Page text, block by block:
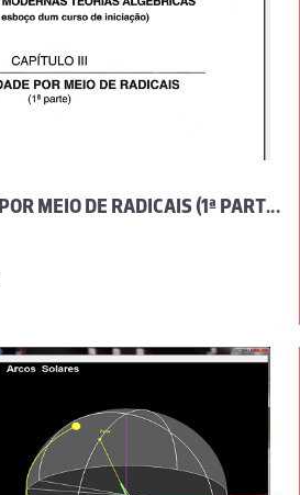
RESOLUBILIDADE POR MEIO DE RADICAIS (1ª PARTE), POR JOSÉ SEBASTIÃO E SILVA